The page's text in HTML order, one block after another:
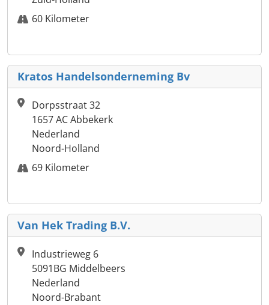
60 Kilometer
Kratos Handelsonderneming Bv
Dorpsstraat 32
1657 AC Abbekerk
Nederland
Noord-Holland
69 Kilometer
Van Hek Trading B.V.
Industrieweg 6
5091BG Middelbeers
Nederland
Noord-Brabant